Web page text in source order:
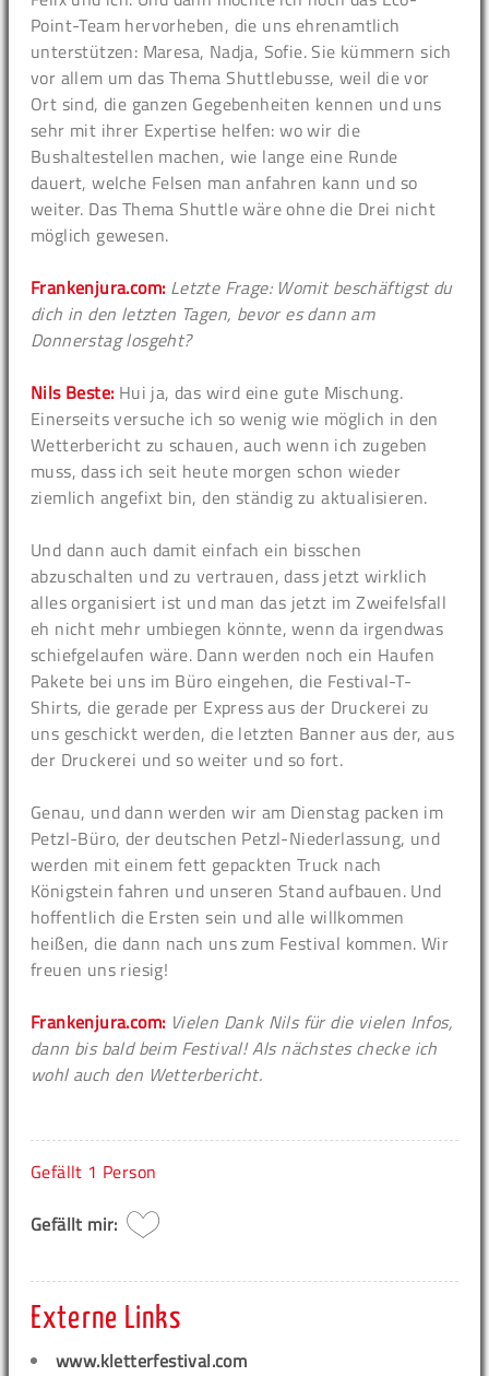
Point-Team hervorheben, die uns ehrenamtlich
unterstützen: Maresa, Nadja, Sofie. Sie kümmern sich
vor allem um das Thema Shuttlebusse, weil die vor
Ort sind, die ganzen Gegebenheiten kennen und uns
sehr mit ihrer Expertise helfen: wo wir die
Bushaltestellen machen, wie lange eine Runde
dauert, welche Felsen man anfahren kann und so
weiter. Das Thema Shuttle wäre ohne die Drei nicht
möglich gewesen.
Frankenjura.com: Letzte Frage: Womit beschäftigst du
dich in den letzten Tagen, bevor es dann am
Donnerstag losgeht?
Nils Beste: Hui ja, das wird eine gute Mischung.
Einerseits versuche ich so wenig wie möglich in den
Wetterbericht zu schauen, auch wenn ich zugeben
muss, dass ich seit heute morgen schon wieder
ziemlich angefixt bin, den ständig zu aktualisieren.
Und dann auch damit einfach ein bisschen
abzuschalten und zu vertrauen, dass jetzt wirklich
alles organisiert ist und man das jetzt im Zweifelsfall
eh nicht mehr umbiegen könnte, wenn da irgendwas
schiefgelaufen wäre. Dann werden noch ein Haufen
Pakete bei uns im Büro eingehen, die Festival-T-
Shirts, die gerade per Express aus der Druckerei zu
uns geschickt werden, die letzten Banner aus der, aus
der Druckerei und so weiter und so fort.
Genau, und dann werden wir am Dienstag packen im
Petzl-Büro, der deutschen Petzl-Niederlassung, und
werden mit einem fett gepackten Truck nach
Königstein fahren und unseren Stand aufbauen. Und
hoffentlich die Ersten sein und alle willkommen
heißen, die dann nach uns zum Festival kommen. Wir
freuen uns riesig!
Frankenjura.com: Vielen Dank Nils für die vielen Infos,
dann bis bald beim Festival! Als nächstes checke ich
wohl auch den Wetterbericht.
Gefällt 1 Person
Gefällt mir:
Externe Links
www.kletterfestival.com